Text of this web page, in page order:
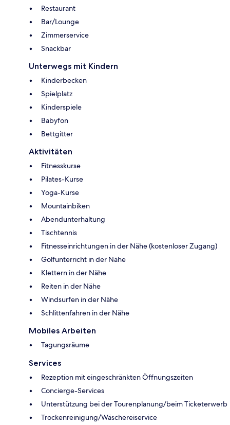
Restaurant
Bar/Lounge
Zimmerservice
Snackbar
Unterwegs mit Kindern
Kinderbecken
Spielplatz
Kinderspiele
Babyfon
Bettgitter
Aktivitäten
Fitnesskurse
Pilates-Kurse
Yoga-Kurse
Mountainbiken
Abendunterhaltung
Tischtennis
Fitnesseinrichtungen in der Nähe (kostenloser Zugang)
Golfunterricht in der Nähe
Klettern in der Nähe
Reiten in der Nähe
Windsurfen in der Nähe
Schlittenfahren in der Nähe
Mobiles Arbeiten
Tagungsräume
Services
Rezeption mit eingeschränkten Öffnungszeiten
Concierge-Services
Unterstützung bei der Tourenplanung/beim Ticketerwerb
Trockenreinigung/Wäschereiservice